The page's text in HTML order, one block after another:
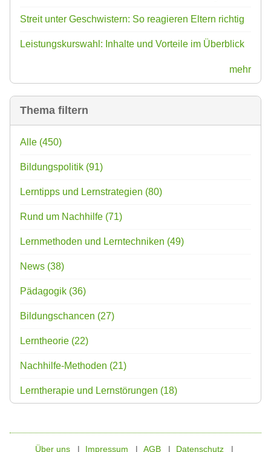
Streit unter Geschwistern: So reagieren Eltern richtig
Leistungskurswahl: Inhalte und Vorteile im Überblick
mehr
Thema filtern
Alle (450)
Bildungspolitik (91)
Lerntipps und Lernstrategien (80)
Rund um Nachhilfe (71)
Lernmethoden und Lerntechniken (49)
News (38)
Pädagogik (36)
Bildungschancen (27)
Lerntheorie (22)
Nachhilfe-Methoden (21)
Lerntherapie und Lernstörungen (18)
Über uns Impressum AGB Datenschutz